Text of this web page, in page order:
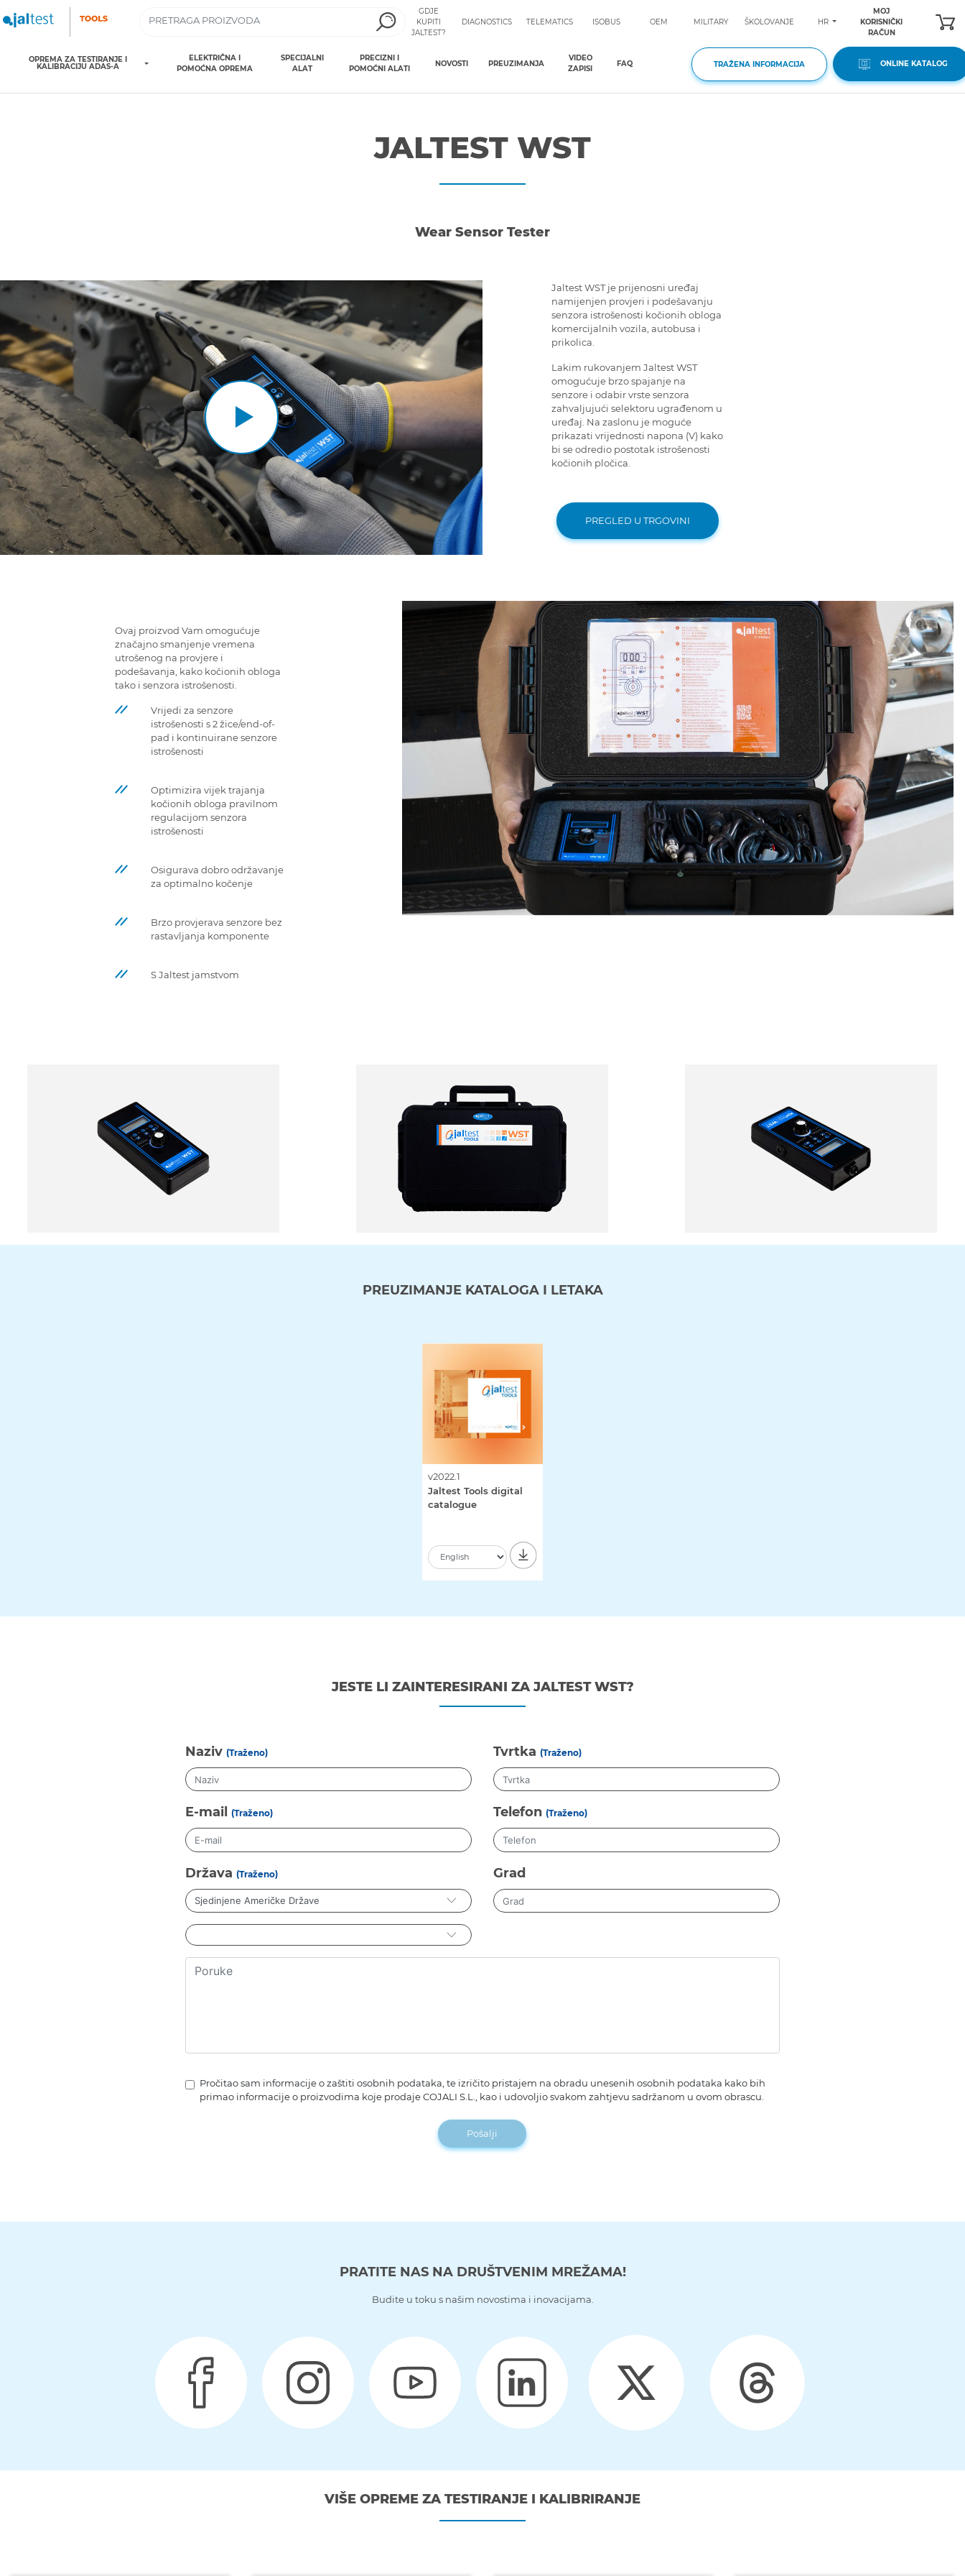
GDJE
KUPITI
JALTEST?
DIAGNOSTICS TELEMATICS ISOBUS OEM MILITARY ŠKOLOVANJE HR
MOJ
KORISNIČKI
RAČUN
OPREMA ZA TESTIRANJE I
KALIBRACIJU ADAS-A
ELEKTRIČNA I
POMOĆNA OPREMA
SPECIJALNI
ALAT
PRECIZNI I
POMOĆNI ALATI
NOVOSTI PREUZIMANJA
VIDEO
ZAPISI
FAQ TRAŽENA INFORMACIJA ONLINE KATALOG
JALTEST WST
Wear Sensor Tester
Jaltest WST je prijenosni uređaj
namijenjen provjeri i podešavanju
senzora istrošenosti kočionih obloga
komercijalnih vozila, autobusa i
prikolica.
Lakim rukovanjem Jaltest WST
omogućuje brzo spajanje na
senzore i odabir vrste senzora
zahvaljujući selektoru ugrađenom u
uređaj. Na zaslonu je moguće
prikazati vrijednosti napona (V) kako
bi se odredio postotak istrošenosti
kočionih pločica.
PREGLED U TRGOVINI
Ovaj proizvod Vam omogućuje
značajno smanjenje vremena
utrošenog na provjere i
podešavanja, kako kočionih obloga
tako i senzora istrošenosti.
Vrijedi za senzore
istrošenosti s 2 žice/end-of-
pad i kontinuirane senzore
istrošenosti
Optimizira vijek trajanja
kočionih obloga pravilnom
regulacijom senzora
istrošenosti
Osigurava dobro održavanje
za optimalno kočenje
Brzo provjerava senzore bez
rastavljanja komponente
S Jaltest jamstvom
PREUZIMANJE KATALOGA I LETAKA
v2022.1
Jaltest Tools digital
catalogue
JESTE LI ZAINTERESIRANI ZA JALTEST WST?
Naziv (Traženo) Tvrtka (Traženo)
E-mail (Traženo) Telefon (Traženo)
Država (Traženo) Grad
Pročitao sam informacije o zaštiti osobnih podataka, te izričito pristajem na obradu unesenih osobnih podataka kako bih
primao informacije o proizvodima koje prodaje COJALI S.L., kao i udovoljio svakom zahtjevu sadržanom u ovom obrascu.
Pošalji
PRATITE NAS NA DRUŠTVENIM MREŽAMA!
Budite u toku s našim novostima i inovacijama.
VIŠE OPREME ZA TESTIRANJE I KALIBRIRANJE